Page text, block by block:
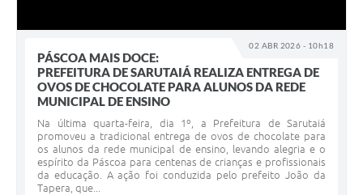
02 ABR 2026 - 10h18
PÁSCOA MAIS DOCE:
PREFEITURA DE SARUTAIÁ REALIZA ENTREGA DE
OVOS DE CHOCOLATE PARA ALUNOS DA REDE
MUNICIPAL DE ENSINO
Na última quarta-feira, dia 1º, a Prefeitura de Sarutaiá
promoveu a tradicional entrega de ovos de chocolate para
os alunos da rede municipal de ensino, levando alegria e o
espírito da Páscoa para centenas de crianças e profissionais
da educação. A ação foi conduzida pelo prefeito João da
Tapera, que...